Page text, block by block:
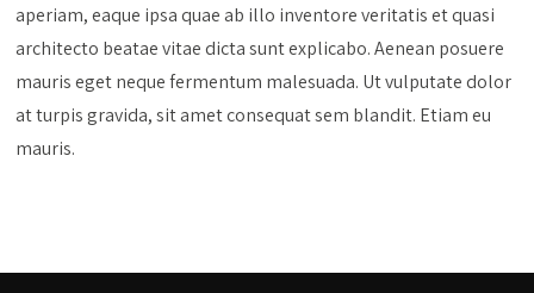
aperiam, eaque ipsa quae ab illo inventore veritatis et quasi
architecto beatae vitae dicta sunt explicabo. Aenean posuere
mauris eget neque fermentum malesuada. Ut vulputate dolor
at turpis gravida, sit amet consequat sem blandit. Etiam eu
mauris.